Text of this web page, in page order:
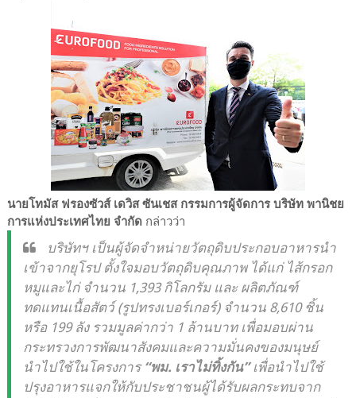
นายโทมัส ฟรองซัวส์ เดวิส ซันเชส กรรมการผู้จัดการ บริษัท พานิชย
การแห่งประเทศไทย จำกัดกล่าวว่า
บริษัทฯ เป็นผู้จัดจำหน่ายวัตถุดิบประกอบอาหารนำ
เข้าจากยุโรป ตั้งใจมอบวัตถุดิบคุณภาพ ได้แก่ ไส้กรอก
หมูและไก่ จำนวน 1,393 กิโลกรัม และ ผลิตภัณฑ์
ทดแทนเนื้อสัตว์ (รูปทรงเบอร์เกอร์) จำนวน 8,610 ชิ้น
หรือ 199 ลัง รวมมูลค่ากว่า 1 ล้านบาท เพื่อมอบผ่าน
กระทรวงการพัฒนาสังคมและความมั่นคงของมนุษย์
นำไปใช้ในโครงการ“พม. เราไม่ทิ้งกัน” เพื่อนำไปใช้
ปรุงอาหารแจกให้กับประชาชนผู้ได้รับผลกระทบจาก